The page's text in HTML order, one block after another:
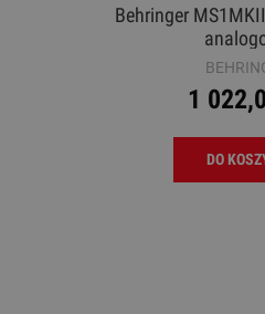
Behringer
1
DO